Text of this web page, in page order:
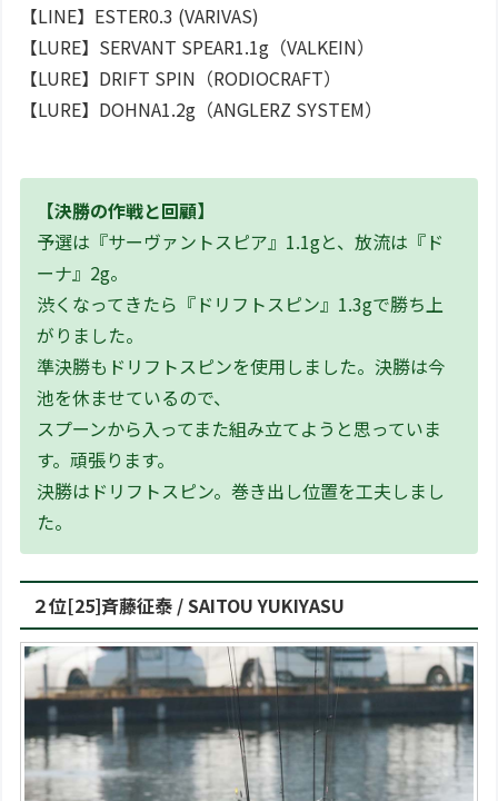
【LINE】ESTER0.3 (VARIVAS)
【LURE】SERVANT SPEAR1.1g（VALKEIN）
【LURE】DRIFT SPIN（RODIOCRAFT）
【LURE】DOHNA1.2g（ANGLERZ SYSTEM）
【決勝の作戦と回顧】
予選は『サーヴァントスピア』1.1gと、放流は『ド
ーナ』2g。
渋くなってきたら『ドリフトスピン』1.3gで勝ち上
がりました。
準決勝もドリフトスピンを使用しました。決勝は今
池を休ませているので、
スプーンから入ってまた組み立てようと思っていま
す。頑張ります。
決勝はドリフトスピン。巻き出し位置を工夫しまし
た。
２位[25]斉藤征泰 / SAITOU YUKIYASU